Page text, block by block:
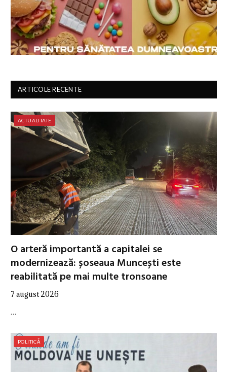
ARTICOLE RECENTE
ACTUALITATE
O arteră importantă a capitalei se
modernizează: șoseaua Muncești este
reabilitată pe mai multe tronsoane
7 august 2026
…
POLITICĂ